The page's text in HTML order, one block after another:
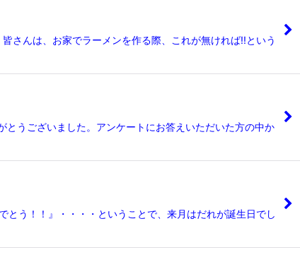
さんは、お家でラーメンを作る際、これが無ければ!!という
うございました。アンケートにお答えいただいた方の中か
う！！』・・・・ということで、来月はだれが誕生日でし